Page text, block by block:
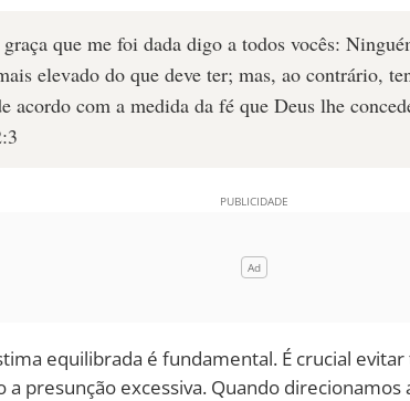
que me foi dada digo a todos vocês:
elevado do que deve ter; mas, ao contrário,
acordo com a medida da fé que Deus lhe
equilibrada é fundamental. É crucial evitar
a presunção excessiva. Quando direcionamos